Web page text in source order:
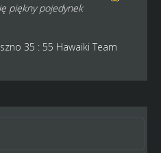
piękny pojedynek
35 : 55 Hawaiki Team